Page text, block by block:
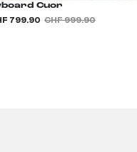
Cuor
799.90 CHF 999.90